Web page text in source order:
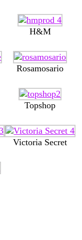
H&M
Rosamosario
Topshop
Victoria Secret